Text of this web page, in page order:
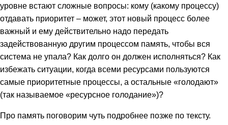
уровне встают сложные вопросы: кому (какому процессу)
отдавать приоритет – может, этот новый процесс более
важный и ему действительно надо передать
задействованную другим процессом память, чтобы вся
система не упала? Как долго он должен исполняться? Как
избежать ситуации, когда всеми ресурсами пользуются
самые приоритетные процессы, а остальные «голодают»
(так называемое «ресурсное голодание»)?
Про память поговорим чуть подробнее позже по тексту.